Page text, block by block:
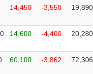
14,450 -3,550 19,890
14,600 -4,400 20,280
60,100 -3,862 72,306